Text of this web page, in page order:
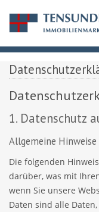
1. Datenschutz
Allgemeine Hinweise
Die folgenden
darüber, was mit
wenn Sie unsere
Daten sind alle